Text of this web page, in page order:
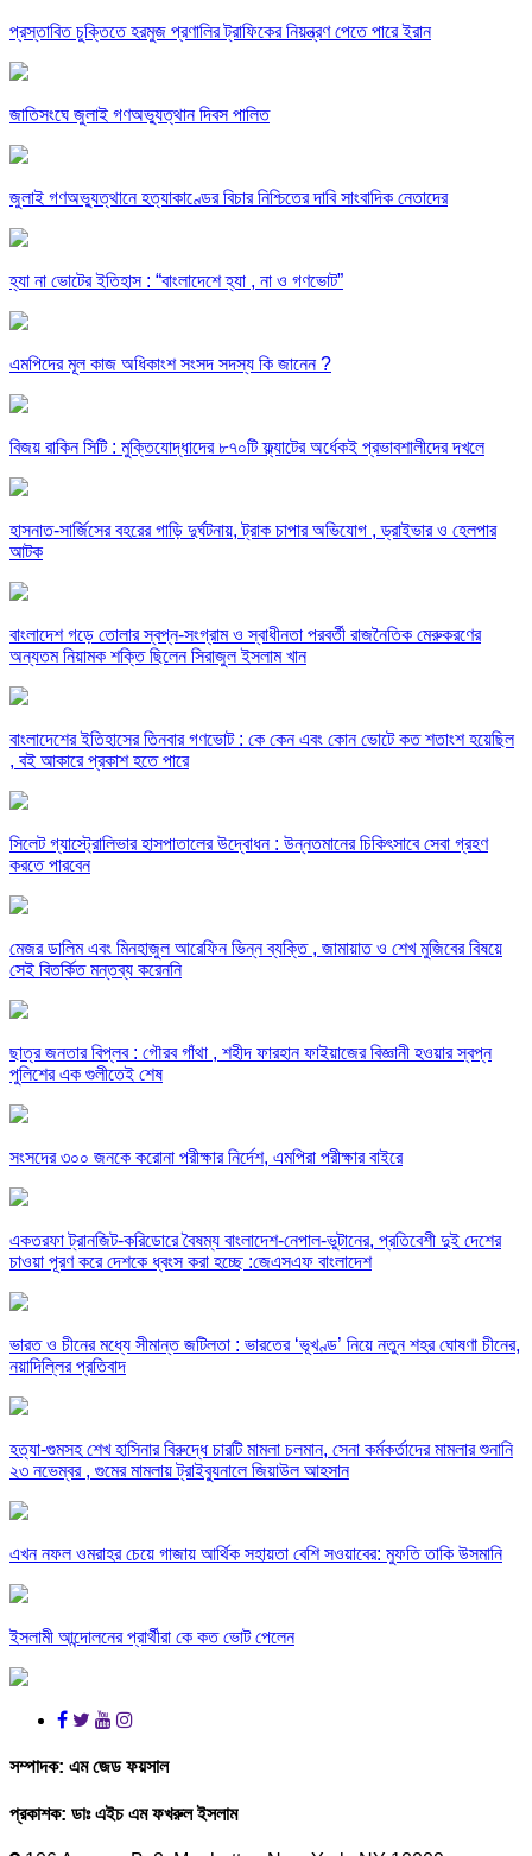
প্রস্তাবিত চুক্তিতে হরমুজ প্রণালির ট্রাফিকের নিয়ন্ত্রণ পেতে পারে ইরান
জাতিসংঘে জুলাই গণঅভ্যুত্থান দিবস পালিত
জুলাই গণঅভ্যুত্থানে হত্যাকাণ্ডের বিচার নিশ্চিতের দাবি সাংবাদিক নেতাদের
হ্যা না ভোটের ইতিহাস : “বাংলাদেশে হ্যা , না ও গণভোট”
এমপিদের মূল কাজ অধিকাংশ সংসদ সদস্য কি জানেন ?
বিজয় রাকিন সিটি : মুক্তিযোদ্ধাদের ৮৭০টি ফ্ল্যাটের অর্ধেকই প্রভাবশালীদের দখলে
হাসনাত-সার্জিসের বহরের গাড়ি দুর্ঘটনায়, ট্রাক চাপার অভিযোগ , ড্রাইভার ও হেলপার
আটক
বাংলাদেশ গড়ে তোলার স্বপ্ন-সংগ্রাম ও স্বাধীনতা পরবর্তী রাজনৈতিক মেরুকরণের
অন্যতম নিয়ামক শক্তি ছিলেন সিরাজুল ইসলাম খান
বাংলাদেশের ইতিহাসের তিনবার গণভোট : কে কেন এবং কোন ভোটে কত শতাংশ হয়েছিল
, বই আকারে প্রকাশ হতে পারে
সিলেট গ্যাস্ট্রোলিভার হাসপাতালের উদ্বোধন : উন্নতমানের চিকিৎসাবে সেবা গ্রহণ
করতে পারবেন
মেজর ডালিম এবং মিনহাজুল আরেফিন ভিন্ন ব্যক্তি , জামায়াত ও শেখ মুজিবের বিষয়ে
সেই বিতর্কিত মন্তব্য করেননি
ছাত্র জনতার বিপ্লব : গৌরব গাঁথা , শহীদ ফারহান ফাইয়াজের বিজ্ঞানী হওয়ার স্বপ্ন
পুলিশের এক গুলীতেই শেষ
সংসদের ৩০০ জনকে করোনা পরীক্ষার নির্দেশ, এমপিরা পরীক্ষার বাইরে
একতরফা ট্রানজিট-করিডোরে বৈষম্য বাংলাদেশ-নেপাল-ভুটানের, প্রতিবেশী দুই দেশের
চাওয়া পূরণ করে দেশকে ধ্বংস করা হচ্ছে :জেএসএফ বাংলাদেশ
ভারত ও চীনের মধ্যে সীমান্ত জটিলতা : ভারতের ‘ভূখণ্ড’ নিয়ে নতুন শহর ঘোষণা চীনের,
নয়াদিল্লির প্রতিবাদ
হত্যা-গুমসহ শেখ হাসিনার বিরুদ্ধে চারটি মামলা চলমান, সেনা কর্মকর্তাদের মামলার শুনানি
২৩ নভেম্বর , গুমের মামলায় ট্রাইব্যুনালে জিয়াউল আহসান
এখন নফল ওমরাহর চেয়ে গাজায় আর্থিক সহায়তা বেশি সওয়াবের: মুফতি তাকি উসমানি
ইসলামী আন্দোলনের প্রার্থীরা কে কত ভোট পেলেন
সম্পাদক: এম জেড ফয়সাল
প্রকাশক: ডাঃ এইচ এম ফখরুল ইসলাম